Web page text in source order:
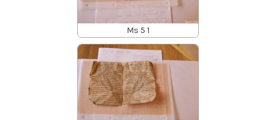
Ms 5 1